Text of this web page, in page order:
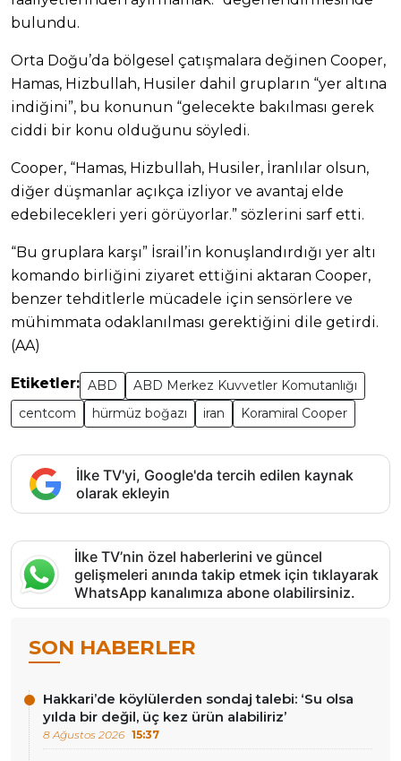
bulundu.
Orta Doğu’da bölgesel çatışmalara değinen Cooper,
Hamas, Hizbullah, Husiler dahil grupların “yer altına
indiğini”, bu konunun “gelecekte bakılması gerek
ciddi bir konu olduğunu söyledi.
Cooper, “Hamas, Hizbullah, Husiler, İranlılar olsun,
diğer düşmanlar açıkça izliyor ve avantaj elde
edebilecekleri yeri görüyorlar.” sözlerini sarf etti.
“Bu gruplara karşı” İsrail’in konuşlandırdığı yer altı
komando birliğini ziyaret ettiğini aktaran Cooper,
benzer tehditlerle mücadele için sensörlere ve
mühimmata odaklanılması gerektiğini dile getirdi.
(AA)
Etiketler: ABD
ABD Merkez Kuvvetler Komutanlığı
centcom
hürmüz boğazı iran Koramiral Cooper
İlke TV'yi, Google'da tercih edilen kaynak
olarak ekleyin
İlke TV’nin özel haberlerini ve güncel
gelişmeleri anında takip etmek için tıklayarak
WhatsApp kanalımıza abone olabilirsiniz.
SON HABERLER
Hakkari’de köylülerden sondaj talebi: ‘Su olsa
yılda bir değil, üç kez ürün alabiliriz’
8 Ağustos 2026 15:37